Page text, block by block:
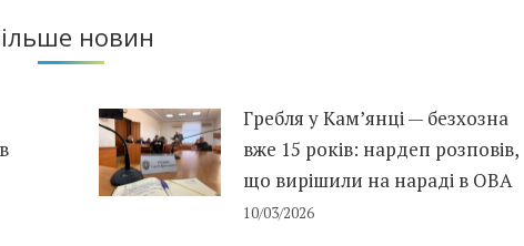
новин
Гребля у Кам’янці — безхозна
вже 15 років: нардеп розповів,
що вирішили на нараді в ОВА
10/03/2026